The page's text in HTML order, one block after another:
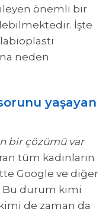
önemli bir
İşte
neden
yaşayan
bir çözümü var
tüm kadınların
Google ve diğer
Bu durum kimi
de zaman da